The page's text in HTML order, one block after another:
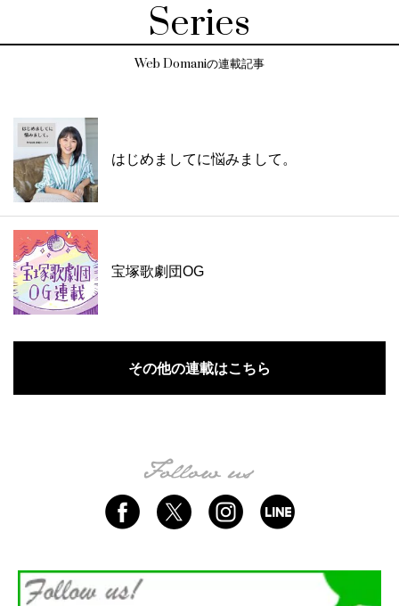
Series
Web Domaniの連載記事
はじめましてに悩みまして。
宝塚歌劇団OG
その他の連載はこちら